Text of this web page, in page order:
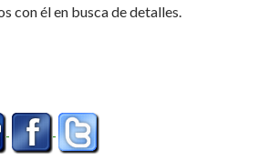
con él en busca de detalles.
a Francia (Audio)